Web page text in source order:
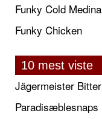
Funky Cold Medina
Funky Chicken
10 mest viste
Jägermeister Bitter
Paradisæblesnaps